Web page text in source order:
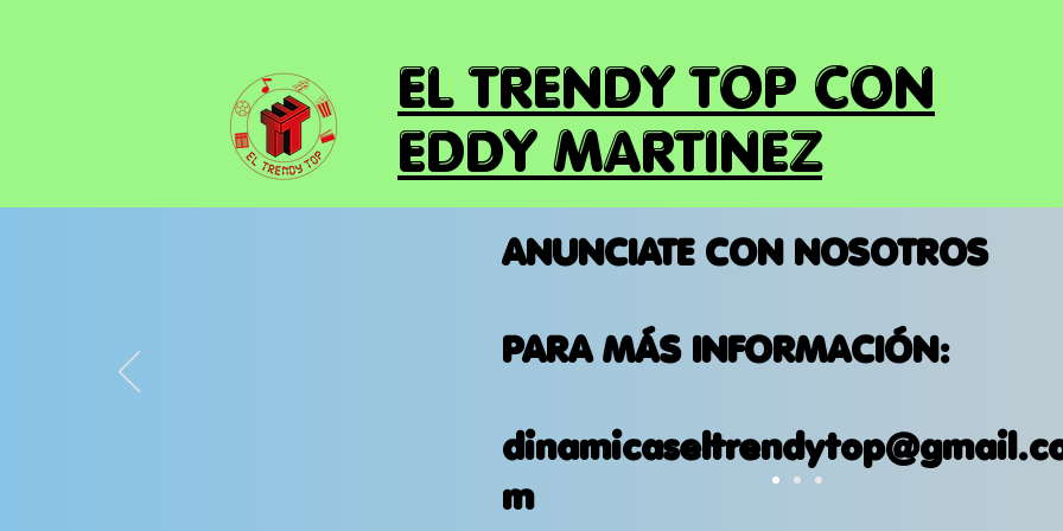
EL TRENDY TOP CON
EDDY MARTINEZ
ANUNCIATE CON NOSOTROS
PARA MÁS INFORMACIÓN:
m